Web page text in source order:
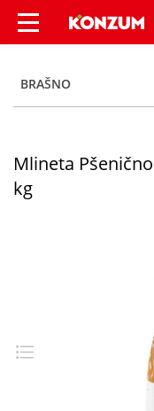
Mlineta
BRAŠNO
Mlineta
kg